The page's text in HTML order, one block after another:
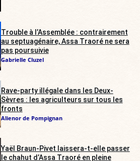
Trouble à l’Assemblée : contrairement
au septuagénaire, Assa Traoré ne sera
pas poursuivie
Gabrielle Cluzel
Rave-party illégale dans les Deux-
Sèvres : les agriculteurs sur tous les
fronts
Alienor de Pompignan
Yaël Braun-Pivet laissera-t-elle passer
le chahut d’Assa Traoré en pleine